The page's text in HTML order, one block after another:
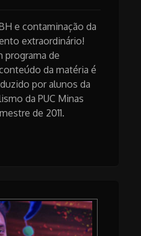
e contaminação da
extraordinário!
programa de
da matéria é
por alunos da
da PUC Minas
de 2011.